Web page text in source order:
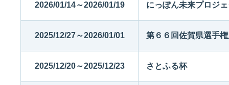
2026/01/14～2026/01/19 にっぽん未来プロジ
2025/12/27～2026/01/01 第６６回佐賀県選手
2025/12/20～2025/12/23 さとふる杯